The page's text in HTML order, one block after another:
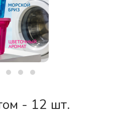
- 12 шт.